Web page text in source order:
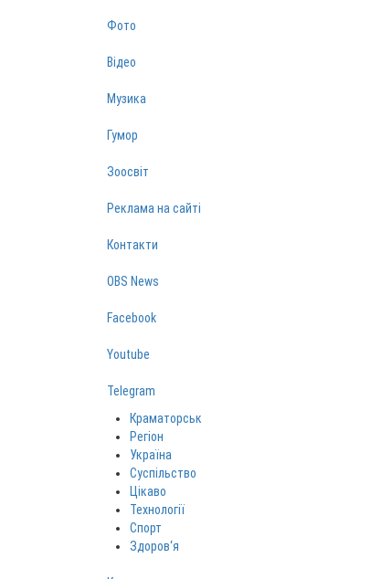
Фото
Відео
Музика
Гумор
Зоосвіт
Реклама на сайті
Контакти
OBS News
Facebook
Youtube
Telegram
Краматорськ
Регіон
Україна
Суспільство
Цікаво
Технології
Спорт
Здоров‘я